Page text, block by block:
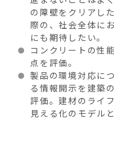
の障壁をクリアし
際の、社会全体に
にも期待したい。
コンクリートの性
点を評価。
製品の環境対応に
る情報開示を建築
評価。建材のライ
見える化のモデル